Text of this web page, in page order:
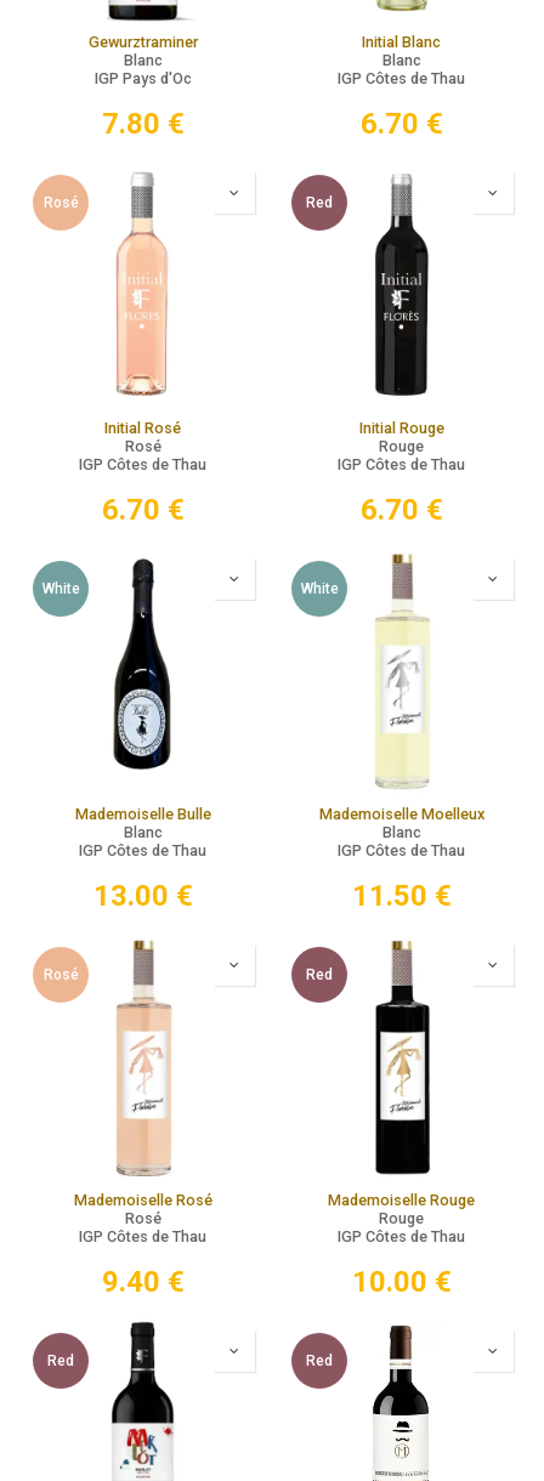
Gewurztraminer
Blanc
IGP Pays d'Oc
7.80 €
Initial Blanc
Blanc
IGP Côtes de Thau
6.70 €
Rosé
Initial Rosé
Rosé
IGP Côtes de Thau
6.70 €
Red
Initial Rouge
Rouge
IGP Côtes de Thau
6.70 €
White
Mademoiselle Bulle
Blanc
IGP Côtes de Thau
13.00 €
White
Mademoiselle Moelleux
Blanc
IGP Côtes de Thau
11.50 €
Rosé
Mademoiselle Rosé
Rosé
IGP Côtes de Thau
9.40 €
Red
Mademoiselle Rouge
Rouge
IGP Côtes de Thau
10.00 €
Red Red